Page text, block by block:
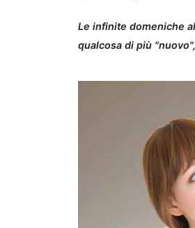
Le infinite domeniche
qualcosa di più